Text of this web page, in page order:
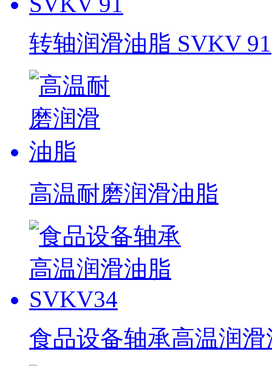
转轴润滑油脂 SVKV 91
高温耐磨润滑油脂
食品设备轴承高温润